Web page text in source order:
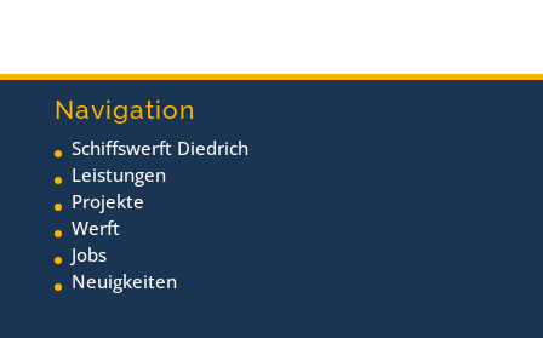
Navigation
Schiffswerft Diedrich
Leistungen
Projekte
Werft
Jobs
Neuigkeiten